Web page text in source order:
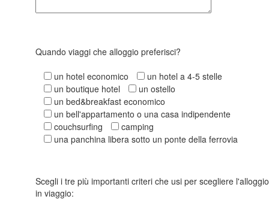
Quando viaggi che alloggio preferisci?
un hotel economico
un hotel a 4-5 stelle
un boutique hotel
un ostello
un bed&breakfast economico
un bell'appartamento o una casa indipendente
couchsurfing
camping
una panchina libera sotto un ponte della ferrovia
Scegli i tre più importanti criteri che usi per scegliere l'alloggio
in viaggio: